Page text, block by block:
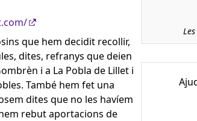
que hem decidit recollir,
dites, refranys que deien
i a La Pobla de Lillet i
També hem fet una
dites que no les havíem
rebut aportacions de